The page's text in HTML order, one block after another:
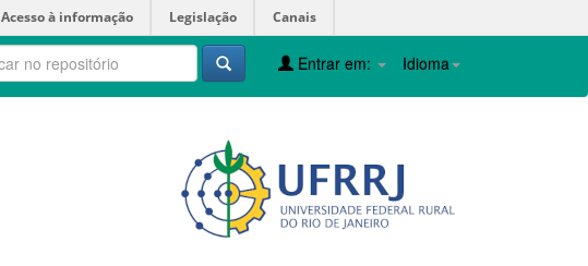
Acesso à informação Legislação Canais
Idioma
Entrar em: